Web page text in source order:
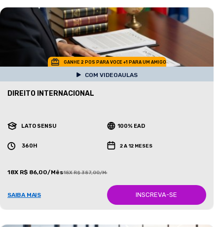
GANHE 2 POS PARA VOCE +1 PARA UM AMIGO
COM VIDEOAULAS
DIREITO INTERNACIONAL
LATO SENSU 100% EAD
360H 2 A 12 MESES
18X R$ 86,00/Mês18X R$ 387,00/Mês
SAIBA MAIS INSCREVA-SE